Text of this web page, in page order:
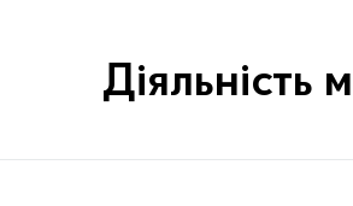
Діяльність